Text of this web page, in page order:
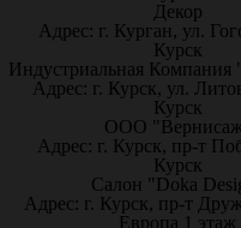
Декор
Адрес: г. Курган, ул.
Курск
Индустриальная
Адрес: г. Курск, ул.
Курск
ООО
Адрес: г. Курск, пр-т
Курск
Салон "Doka
Адрес: г. Курск, пр-т
Европа 1 этаж